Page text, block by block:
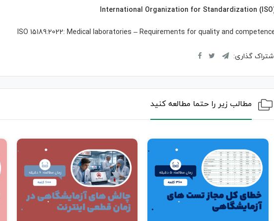
International Organization for Standardization
ISO 15189:2022: Medical laboratories – Requirements for quality and
گذاری:
مطالب زیر را حتما مطالعه کنید